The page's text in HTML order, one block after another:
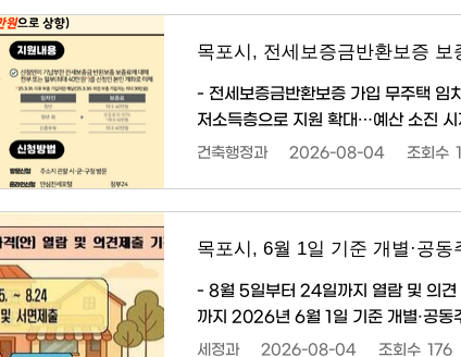
목포시, 전세보증금반환보증
- 전세보증금반환보증 가입 무주택 임
저소득층으로 지원 확대…예산 소진 시까지 접수 목포시(시장 강성휘)가
등으로부터 무주택 임차인의 전세보증
건축행정과 2026-08-04 조회수
- 8월 5일부터 24일까지 열람 및 의견 접수 목포시(시장 강성휘)는 오는 8월 5
까지 2026년 6월 1일 기준 개별·공동
번 열람 대상은 2026년 1월 1일부터 5
세정과 2026-08-04 조회수 176